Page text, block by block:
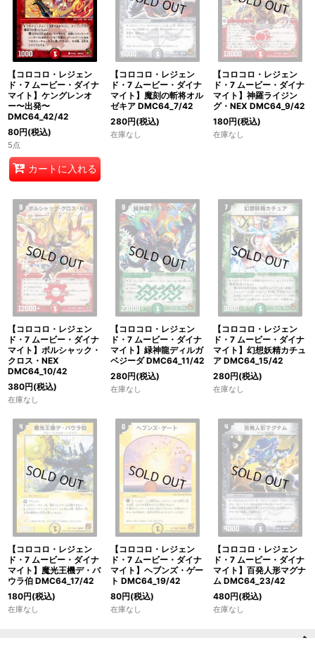
【コロコロ・レジェン
ド・7 ムービー・ダイナ
マイト】ケングレンオ
ー〜出発〜
DMC64_42/42
80円(税込)
5点
カートに入れる
【コロコロ・レジェン
ド・7 ムービー・ダイナ
マイト】魔刻の斬将オル
ゼキア DMC64_7/42
280円(税込)
在庫なし
【コロコロ・レジェン
ド・7 ムービー・ダイナ
マイト】神羅ライジン
グ・NEX DMC64_9/42
180円(税込)
在庫なし
【コロコロ・レジェン
ド・7 ムービー・ダイナ
マイト】ボルシャック・
クロス・NEX
DMC64_10/42
380円(税込)
在庫なし
【コロコロ・レジェン
ド・7 ムービー・ダイナ
マイト】緑神龍ディルガ
ベジーダ DMC64_11/42
280円(税込)
在庫なし
【コロコロ・レジェン
ド・7 ムービー・ダイナ
マイト】幻想妖精カチュ
ア DMC64_15/42
280円(税込)
在庫なし
【コロコロ・レジェン
ド・7 ムービー・ダイナ
マイト】魔光王機デ・バ
ウラ伯 DMC64_17/42
180円(税込)
在庫なし
【コロコロ・レジェン
ド・7 ムービー・ダイナ
マイト】ヘブンズ・ゲー
ト DMC64_19/42
80円(税込)
在庫なし
【コロコロ・レジェン
ド・7 ムービー・ダイナ
マイト】百発人形マグナ
ム DMC64_23/42
480円(税込)
在庫なし